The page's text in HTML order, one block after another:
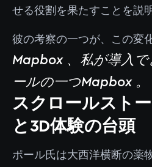
せる役割を果たすことを説
彼の考察の一つが、この変
Mapbox 、私が導入
ールの一つMapbox 。
スクロールスト
と3D体験の台頭
ポール氏は大西洋横断の薬